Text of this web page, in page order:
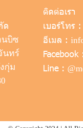
ด
นบิซ
นทร์
กุ่ม
ติดต่อเรา
เบอร์โทร :
อีเมล :
Facebook
Line :